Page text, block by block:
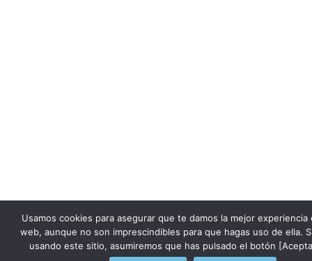
Usamos cookies para asegurar que te damos la mejor experiencia
web, aunque no son imprescindibles para que hagas uso de ella.
usando este sitio, asumiremos que has pulsado el botón